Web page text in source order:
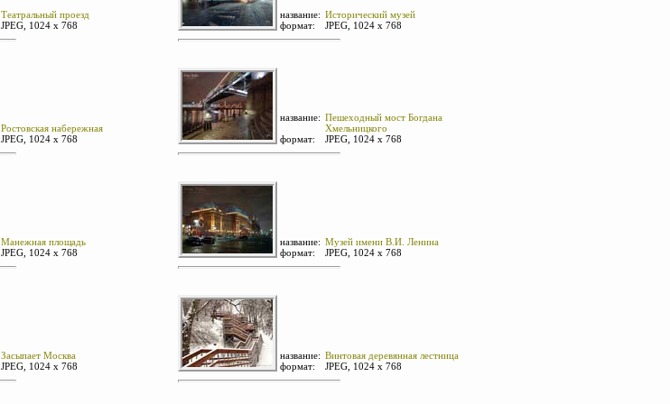
Театральный проезд
JPEG, 1024 х 768
название: Исторический музей
формат:
JPEG, 1024 х 768
Ростовская набережная
JPEG, 1024 х 768
название: Пешеходный мост Богдана
Хмельницкого
формат:
JPEG, 1024 х 768
Манежная площадь
JPEG, 1024 х 768
название: Музей имени В.И. Ленина
формат:
JPEG, 1024 х 768
Засыпает Москва
JPEG, 1024 х 768
название: Винтовая деревянная лестница
формат:
JPEG, 1024 х 768